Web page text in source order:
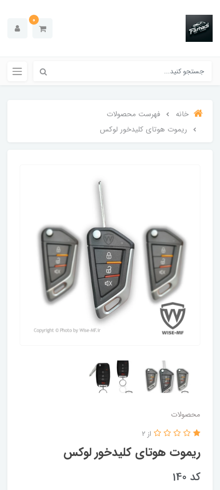
0
خانه
فهرست محصولات
ریموت هوتای کلیدخور لوکس
محصولات
ریموت هوتای کلیدخور لوکس
از 2
کد 140